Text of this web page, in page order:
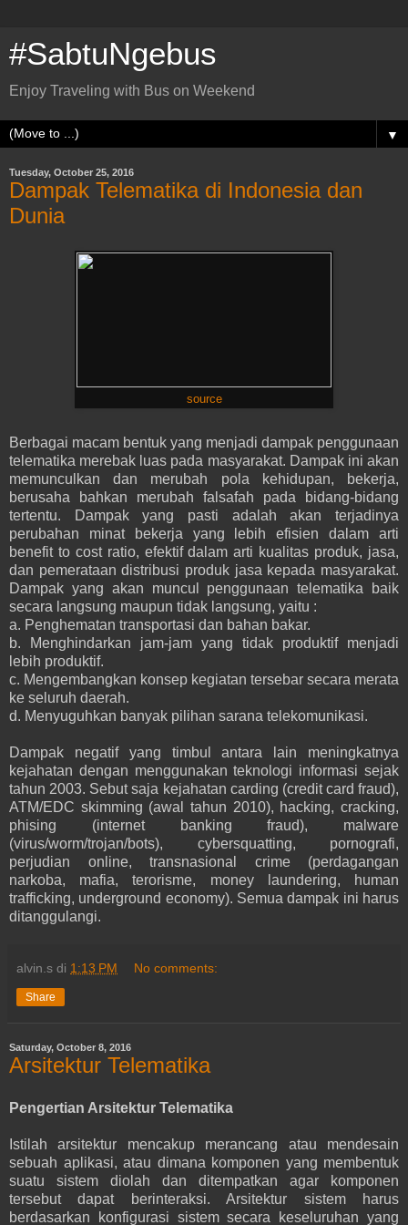
#SabtuNgebus
Enjoy Traveling with Bus on Weekend
▼
Tuesday, October 25, 2016
Dampak Telematika di Indonesia dan
Dunia
source
Berbagai macam bentuk yang menjadi dampak penggunaan
telematika merebak luas pada masyarakat. Dampak ini akan
memunculkan dan merubah pola kehidupan, bekerja,
berusaha bahkan merubah falsafah pada bidang-bidang
tertentu. Dampak yang pasti adalah akan terjadinya
perubahan minat bekerja yang lebih efisien dalam arti
benefit to cost ratio, efektif dalam arti kualitas produk, jasa,
dan pemerataan distribusi produk jasa kepada masyarakat.
Dampak yang akan muncul penggunaan telematika baik
secara langsung maupun tidak langsung, yaitu :
a. Penghematan transportasi dan bahan bakar.
b. Menghindarkan jam-jam yang tidak produktif menjadi
lebih produktif.
c. Mengembangkan konsep kegiatan tersebar secara merata
ke seluruh daerah.
d. Menyuguhkan banyak pilihan sarana telekomunikasi.
Dampak negatif yang timbul antara lain meningkatnya
kejahatan dengan menggunakan teknologi informasi sejak
tahun 2003. Sebut saja kejahatan carding (credit card fraud),
ATM/EDC skimming (awal tahun 2010), hacking, cracking,
phising (internet banking fraud), malware
(virus/worm/trojan/bots), cybersquatting, pornografi,
perjudian online, transnasional crime (perdagangan
narkoba, mafia, terorisme, money laundering, human
trafficking, underground economy). Semua dampak ini harus
ditanggulangi.
alvin.s di 1:13 PM No comments:
Share
Saturday, October 8, 2016
Arsitektur Telematika
Pengertian Arsitektur Telematika
Istilah arsitektur mencakup merancang atau mendesain
sebuah aplikasi, atau dimana komponen yang membentuk
suatu sistem diolah dan ditempatkan agar komponen
tersebut dapat berinteraksi. Arsitektur sistem harus
berdasarkan konfigurasi sistem secara keseluruhan yang